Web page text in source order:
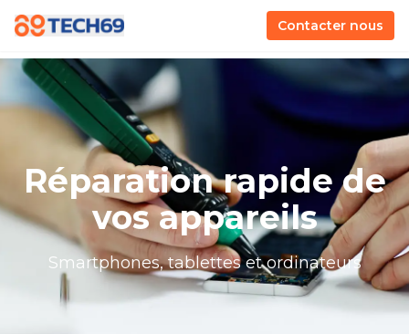
Contacter nous
Réparation rapide de
vos appareils
Smartphones, tablettes et ordinateurs